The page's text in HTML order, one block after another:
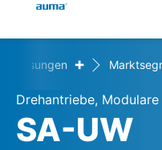
Produkte
Lösungen
Global
Europa
Suche
Lösungen +
Drehantriebe,
SA-UW